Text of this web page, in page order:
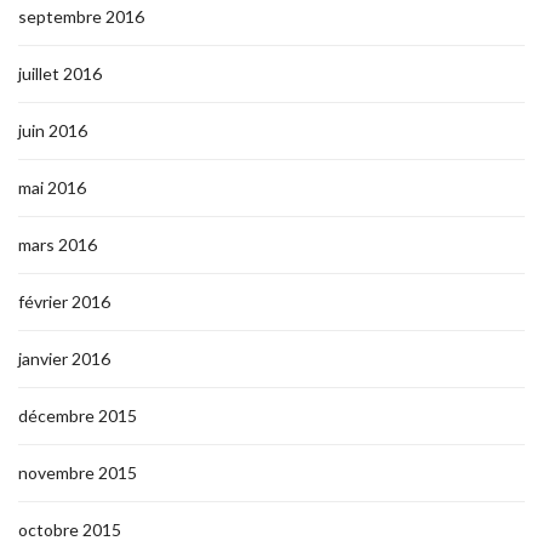
septembre 2016
juillet 2016
juin 2016
mai 2016
mars 2016
février 2016
janvier 2016
décembre 2015
novembre 2015
octobre 2015